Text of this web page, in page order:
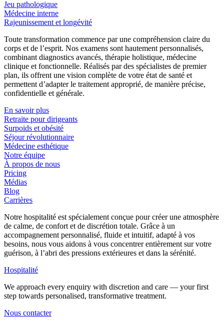
Jeu pathologique
Médecine interne
Rajeunissement et longévité
Toute transformation commence par une compréhension claire du
corps et de l’esprit. Nos examens sont hautement personnalisés,
combinant diagnostics avancés, thérapie holistique, médecine
clinique et fonctionnelle. Réalisés par des spécialistes de premier
plan, ils offrent une vision complète de votre état de santé et
permettent d’adapter le traitement approprié, de manière précise,
confidentielle et générale.
En savoir plus
Retraite pour dirigeants
Surpoids et obésité
Séjour révolutionnaire
Médecine esthétique
Notre équipe
À propos de nous
Pricing
Médias
Blog
Carrières
Notre hospitalité est spécialement conçue pour créer une atmosphère
de calme, de confort et de discrétion totale. Grâce à un
accompagnement personnalisé, fluide et intuitif, adapté à vos
besoins, nous vous aidons à vous concentrer entièrement sur votre
guérison, à l’abri des pressions extérieures et dans la sérénité.
Hospitalité
We approach every enquiry with discretion and care — your first
step towards personalised, transformative treatment.
Nous contacter